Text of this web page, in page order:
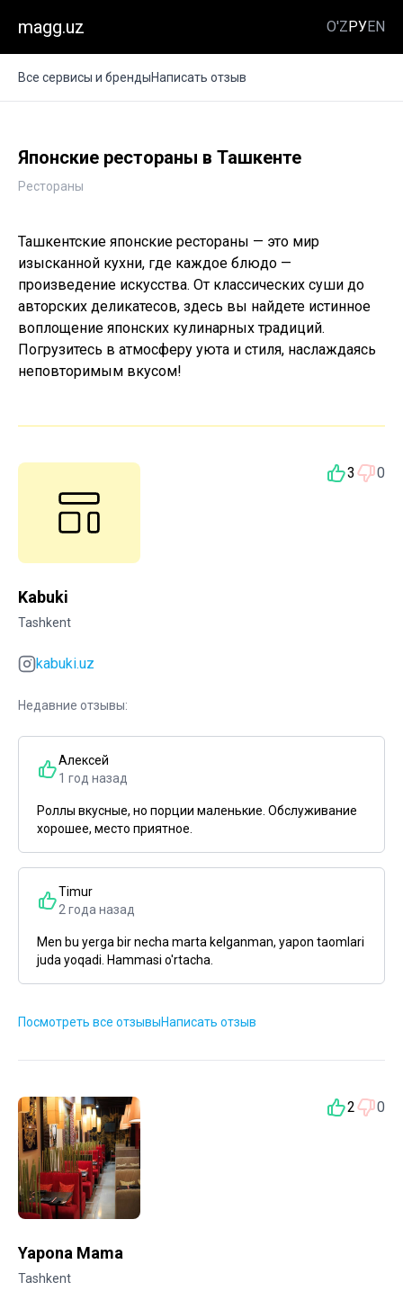
magg.uz O'ZРУEN
Все сервисы и брендыНаписать отзыв
Японские рестораны в Ташкенте
Рестораны
Ташкентские японские рестораны — это мир
изысканной кухни, где каждое блюдо —
произведение искусства. От классических суши до
авторских деликатесов, здесь вы найдете истинное
воплощение японских кулинарных традиций.
Погрузитесь в атмосферу уюта и стиля, наслаждаясь
неповторимым вкусом!
3 0
Kabuki
Tashkent
kabuki.uz
Недавние отзывы:
Алексей
1 год назад
Роллы вкусные, но порции маленькие. Обслуживание
хорошее, место приятное.
Timur
2 года назад
Men bu yerga bir necha marta kelganman, yapon taomlari
juda yoqadi. Hammasi o'rtacha.
Посмотреть все отзывыНаписать отзыв
2 0
Yapona Mama
Tashkent